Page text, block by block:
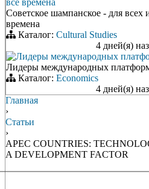
все времена
Советское шампанское - для всех
времена
Каталог: Cultural Studies
4 дней(я)
Лидеры международных
Лидеры международных
Каталог: Economics
4 дней(я)
Главная
›
Статьи
›
APEC COUNTRIES:
A DEVELOPMENT FACTOR